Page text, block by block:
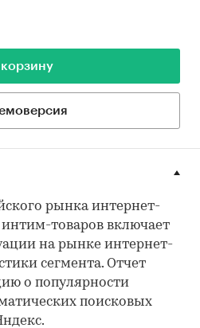
корзину
рынка интернет-
интим-товаров включает
на рынке интернет-
сегмента. Отчет
о популярности
поисковых